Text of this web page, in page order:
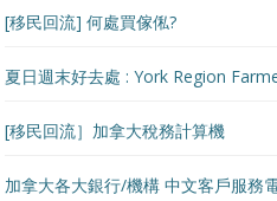
[移民回流] 何處買傢俬?
夏日週末好去處 : York Region
[移民回流］加拿大稅務計算機
加拿大各大銀行/機構 中文客戶服務